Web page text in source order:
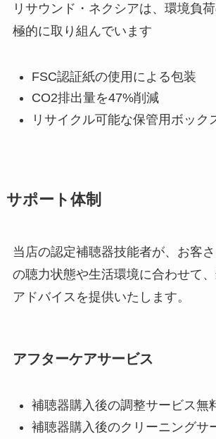
リサウンド・ネクシアは、環境負
極的に取り組んでいます
FSC認証紙の使用による包装
CO2排出量を47%削減
リサイクル可能な保管用ボック
サポート体制
当店の認定補聴器技能者が、お客
の聴力状態や生活環境に合わせて
アドバイスを提供いたします。
アフターケアサービス
補聴器購入後の調整サービス無
補聴器購入後のクリーニングサ